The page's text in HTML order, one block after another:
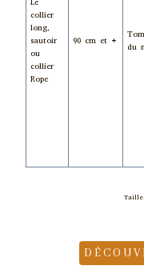
collier
long,
sautoir
ou
collier
Rope
90 cm et +
du
Taille